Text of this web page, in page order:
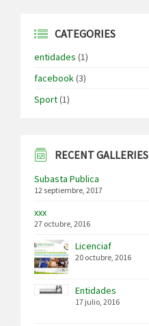
CATEGORIES
entidades (1)
facebook(3)
Sport(1)
RECENT GALLERIES
Subasta Publica
12 septiembre, 2017
xxx
27 octubre, 2016
Licenciaf
20 octubre, 2016
Entidades
17 julio, 2016